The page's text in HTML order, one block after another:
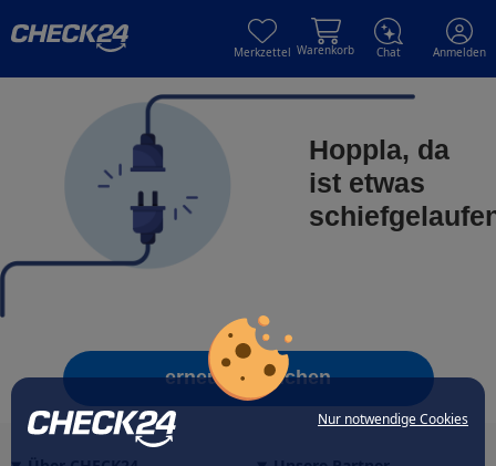
Nur notwendige Cookies
Merkzettel Warenkorb Chat Anmelden
Hoppla, da
ist etwas
erneut versuchen